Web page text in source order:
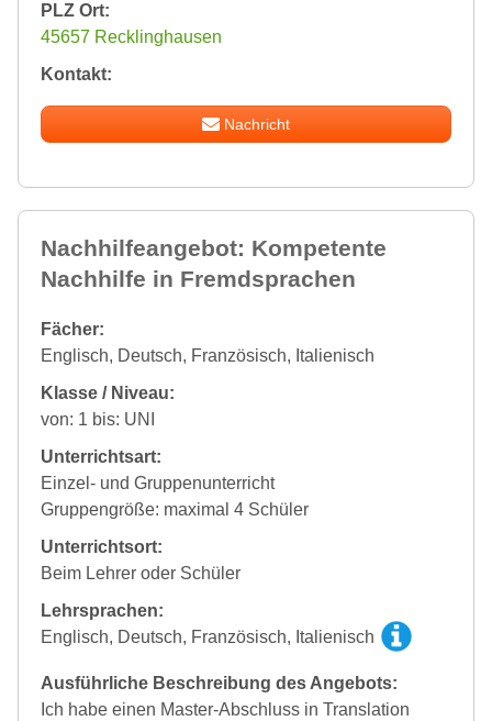
PLZ Ort:
45657 Recklinghausen
Kontakt:
Nachricht
Nachhilfeangebot: Kompetente
Nachhilfe in Fremdsprachen
Fächer:
Englisch, Deutsch, Französisch, Italienisch
Klasse / Niveau:
von: 1 bis: UNI
Unterrichtsart:
Einzel- und Gruppenunterricht
Gruppengröße: maximal 4 Schüler
Unterrichtsort:
Beim Lehrer oder Schüler
Lehrsprachen:
Englisch, Deutsch, Französisch, Italienisch
Ausführliche Beschreibung des Angebots:
Ich habe einen Master-Abschluss in Translation